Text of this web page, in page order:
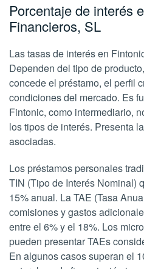
Porcentaje de interés
Financieros, SL
Las tasas de interés en
Dependen del tipo de
concede el préstamo, el perfil
condiciones del mercado. Es
Fintonic, como intermediario,
los tipos de interés. Presenta
asociadas.
Los préstamos personales
TIN (Tipo de Interés Nominal)
15% anual. La TAE (Tasa
comisiones y gastos
entre el 6% y el 18%. Los
pueden presentar TAEs
En algunos casos superan el